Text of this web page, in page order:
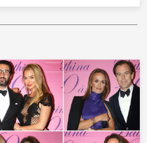
kungahuset
kungahuset
kungahuset
storhertighuset